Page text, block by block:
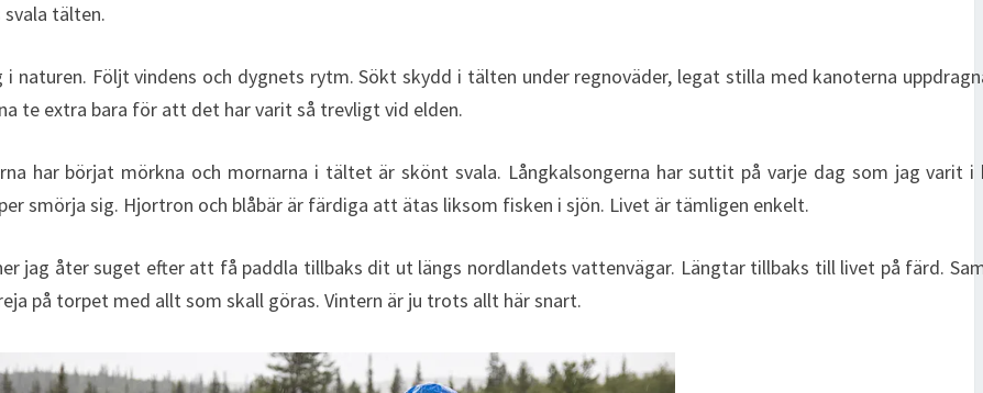
tälten.
naturen. Följt vindens och dygnets rytm. Sökt skydd i tälten under regnoväder, legat stilla med kanoterna
te extra bara för att det har varit så trevligt vid elden.
har börjat mörkna och mornarna i tältet är skönt svala. Långkalsongerna har suttit på varje dag som jag varit i
smörja sig. Hjortron och blåbär är färdiga att ätas liksom fisken i sjön. Livet är tämligen enkelt.
jag åter suget efter att få paddla tillbaks dit ut längs nordlandets vattenvägar. Längtar tillbaks till livet på färd.
på torpet med allt som skall göras. Vintern är ju trots allt här snart.